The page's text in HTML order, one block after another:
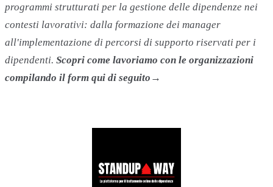
programmi strutturati per la gestione delle dipendenze nei
contesti lavorativi: dalla formazione dei manager
all'implementazione di percorsi di supporto riservati per i
dipendenti. Scopri come lavoriamo con le organizzazioni
compilando il form qui di seguito→